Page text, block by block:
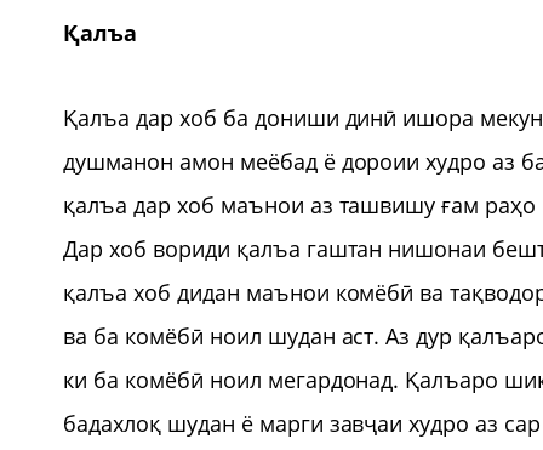
Қалъа
Қалъа дар хоб ба дониши динӣ ишора
душманон амон меёбад ё дороии худро аз
қалъа дар хоб маънои аз ташвишу ғам
Дар хоб вориди қалъа гаштан нишонаи
қалъа хоб дидан маънои комёбӣ ва
ва ба комёбӣ ноил шудан аст. Аз дур
ки ба комёбӣ ноил мегардонад. Қалъаро
бадахлоқ шудан ё марги завҷаи худро аз